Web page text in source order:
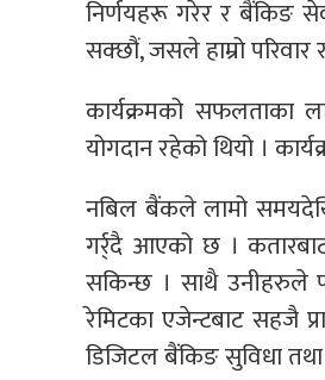
निर्णयहरू गरेर र बैंकिङ
सक्छौं, जसले हाम्रो परिवार
कार्यक्रमको सफलताका
योगदान रहेको थियो ।
नबिल बैंकले लामो
गर्र्दै आएको छ ।
सकिन्छ । साथै उनीहरुले
रेमिटका एजेन्टबाट सहजै
डिजिटल बैंकिङ सुविधा